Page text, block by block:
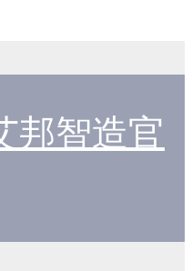
邦智造官